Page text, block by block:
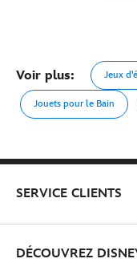
Voir plus: Jeux
Jouets pour le Bain
SERVICE CLIENTS
DÉCOUVREZ